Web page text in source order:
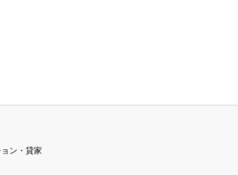
ン・貸家